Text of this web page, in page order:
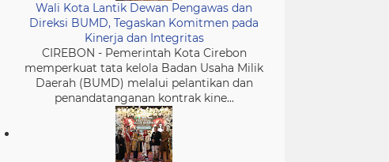
Wali Kota Lantik Dewan Pengawas dan
Direksi BUMD, Tegaskan Komitmen pada
Kinerja dan Integritas
CIREBON - Pemerintah Kota Cirebon
memperkuat tata kelola Badan Usaha Milik
Daerah (BUMD) melalui pelantikan dan
penandatanganan kontrak kine...